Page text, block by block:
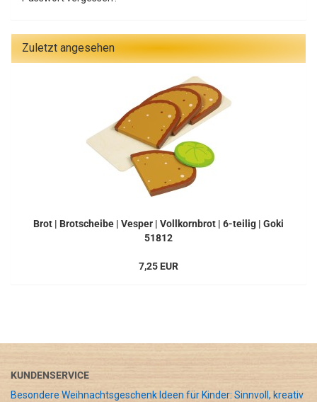
Zuletzt angesehen
Brot | Brotscheibe | Vesper | Vollkornbrot | 6-teilig | Goki
51812
7,25 EUR
KUNDENSERVICE
Besondere Weihnachtsgeschenk Ideen für Kinder: Sinnvoll, kreativ